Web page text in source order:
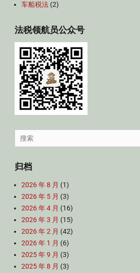
车船税法 (2)
法税领航员公众号
Search
for:
归档
2026 年 8 月 (1)
2026 年 5 月 (3)
2026 年 4 月 (16)
2026 年 3 月 (15)
2026 年 2 月 (42)
2026 年 1 月 (6)
2025 年 9 月 (3)
2025 年 8 月 (3)